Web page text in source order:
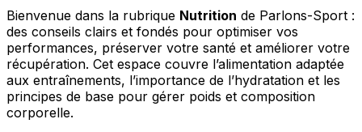
Bienvenue dans la rubrique Nutrition de Parlons-Sport :
des conseils clairs et fondés pour optimiser vos
performances, préserver votre santé et améliorer votre
récupération. Cet espace couvre l’alimentation adaptée
aux entraînements, l’importance de l’hydratation et les
principes de base pour gérer poids et composition
corporelle.